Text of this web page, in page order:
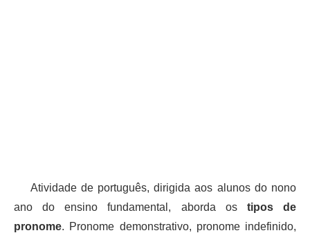
Atividade de português, dirigida aos alunos do nono
ano do ensino fundamental, aborda os tipos de
pronome. Pronome demonstrativo, pronome indefinido,